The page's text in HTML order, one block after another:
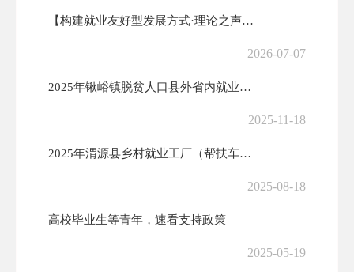
【构建就业友好型发展方式·理论之声】促进重点群体高质量充分就业
2026-07-07
2025年锹峪镇脱贫人口县外省内就业奖补花名册
2025-11-18
2025年渭源县乡村就业工厂（帮扶车间）奖补项目实施方案
2025-08-18
高校毕业生等青年，速看支持政策
2025-05-19